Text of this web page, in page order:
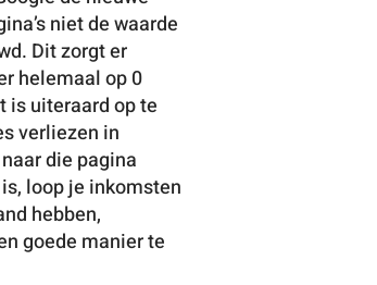
niet de waarde
Dit zorgt er
helemaal op 0
is uiteraard op te
verliezen in
die pagina
loop je inkomsten
hebben,
goede manier te